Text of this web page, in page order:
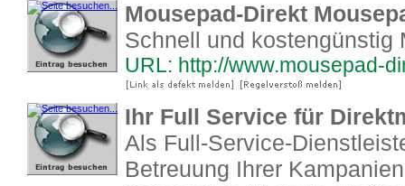
Mousepad-Direkt
Schnell und kostengünstig
URL: http://www.mousepad-
Ihr Full Service für
Als Full-Service-
Betreuung Ihrer